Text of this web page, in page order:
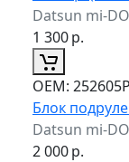
Datsun mi-
1 300р.
ОЕМ:
Блок
Datsun mi-
2 000р.